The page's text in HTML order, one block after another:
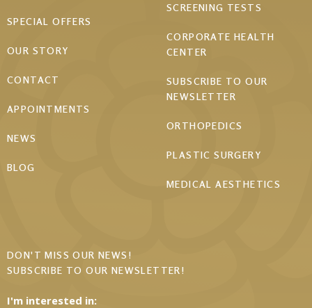
SPECIAL OFFERS
OUR STORY
CONTACT
APPOINTMENTS
NEWS
BLOG
SCREENING TESTS
CORPORATE HEALTH
CENTER
SUBSCRIBE TO OUR
NEWSLETTER
ORTHOPEDICS
PLASTIC SURGERY
MEDICAL AESTHETICS
DON'T MISS OUR NEWS!
SUBSCRIBE TO OUR NEWSLETTER!
I'm interested in: